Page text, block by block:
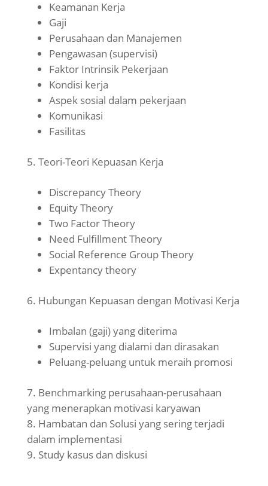
Keamanan Kerja
Gaji
Perusahaan dan Manajemen
Pengawasan (supervisi)
Faktor Intrinsik Pekerjaan
Kondisi kerja
Aspek sosial dalam pekerjaan
Komunikasi
Fasilitas
Teori-Teori Kepuasan Kerja
Discrepancy Theory
Equity Theory
Two Factor Theory
Need Fulfillment Theory
Social Reference Group Theory
Expentancy theory
Hubungan Kepuasan dengan Motivasi Kerja
Imbalan (gaji) yang diterima
Supervisi yang dialami dan dirasakan
Peluang-peluang untuk meraih promosi
Benchmarking perusahaan-perusahaan
yang menerapkan motivasi karyawan
Hambatan dan Solusi yang sering terjadi
dalam implementasi
Study kasus dan diskusi